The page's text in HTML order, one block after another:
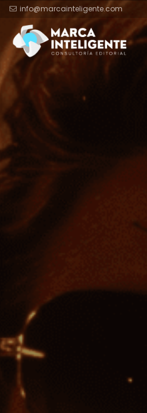
info@marcainteligente.com